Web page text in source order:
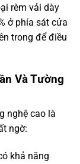
rèm vải dày
ở phía sát cửa
trong để điều
Và Tường
nghệ cao là
ngờ:
khả năng